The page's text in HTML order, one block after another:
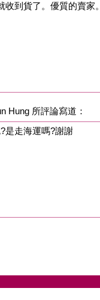
到貨了。優質的賣家。
Hung 所評論寫道：
是走海運嗎?謝謝